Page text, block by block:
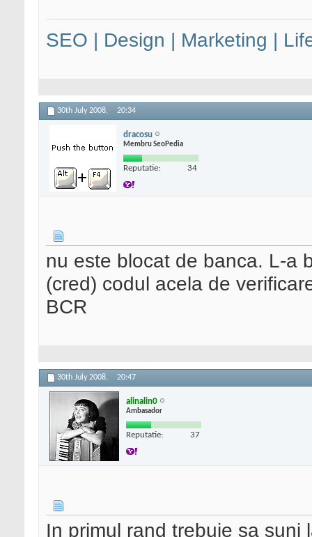
SEO | Design | Marketing |
30th July 2008, 20:34
dracosu
Membru SeoPedia
Reputatie: 34
nu este blocat de banca. L-a
(cred) codul acela de
BCR
30th July 2008, 20:47
alinalin0
Ambasador
Reputatie: 37
In primul rand trebuie sa suni